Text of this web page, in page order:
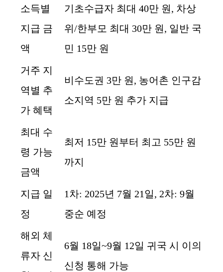
소득별
지급 금
액
기초수급자 최대 40만 원, 차상
위/한부모 최대 30만 원, 일반 국
민 15만 원
거주 지
역별 추
가 혜택
비수도권 3만 원, 농어촌 인구감
소지역 5만 원 추가 지급
최대 수
령 가능
금액
최저 15만 원부터 최고 55만 원
까지
지급 일
정
1차: 2025년 7월 21일, 2차: 9월
중순 예정
해외 체
류자 신
6월 18일~9월 12일 귀국 시 이의
신청 통해 가능